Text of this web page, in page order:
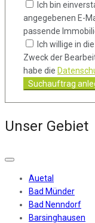
Ich bin
angegebenen E-
passende
Ich willige in
Zweck der
habe die
Suchauftrag
Unser Gebiet
Auetal
Bad Münder
Bad Nenndorf
Barsinghausen